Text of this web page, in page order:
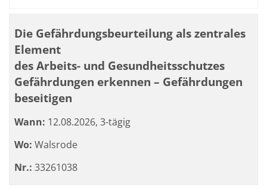
Die Gefährdungsbeurteilung als zentrales
Element
des Arbeits- und Gesundheitsschutzes
Gefährdungen erkennen – Gefährdungen
beseitigen
Wann: 12.08.2026, 3-tägig
Wo: Walsrode
Nr.: 33261038